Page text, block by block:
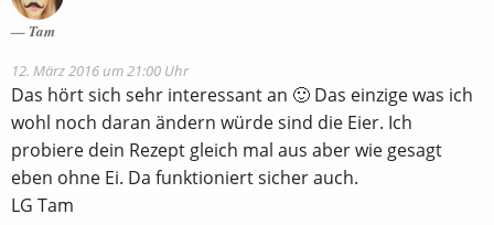
Tam
12. März 2016 um 21:00 Uhr
Das hört sich sehr interessant an 🙂 Das einzige was ich
wohl noch daran ändern würde sind die Eier. Ich
probiere dein Rezept gleich mal aus aber wie gesagt
eben ohne Ei. Da funktioniert sicher auch.
LG Tam